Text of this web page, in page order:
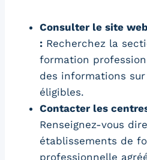
Consulter le site
: Recherchez la
formation
des informations
éligibles.
Contacter les
Renseignez-vous
établissements de
professionnelle